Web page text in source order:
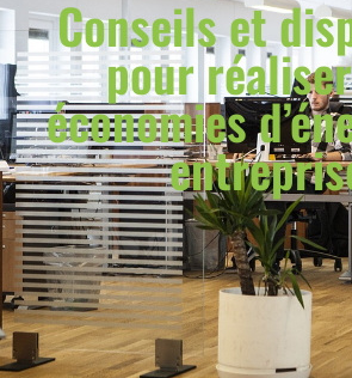
Conseils et
pour
économies